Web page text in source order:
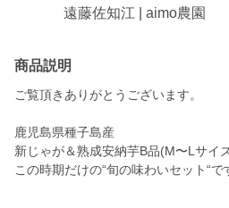
遠藤佐知江 | aimo農園
商品説明
ご覧頂きありがとうございます。
鹿児島県種子島産
新じゃが＆熟成安納芋B品(M〜Lサイ
この時期だけの“旬の味わいセット“で